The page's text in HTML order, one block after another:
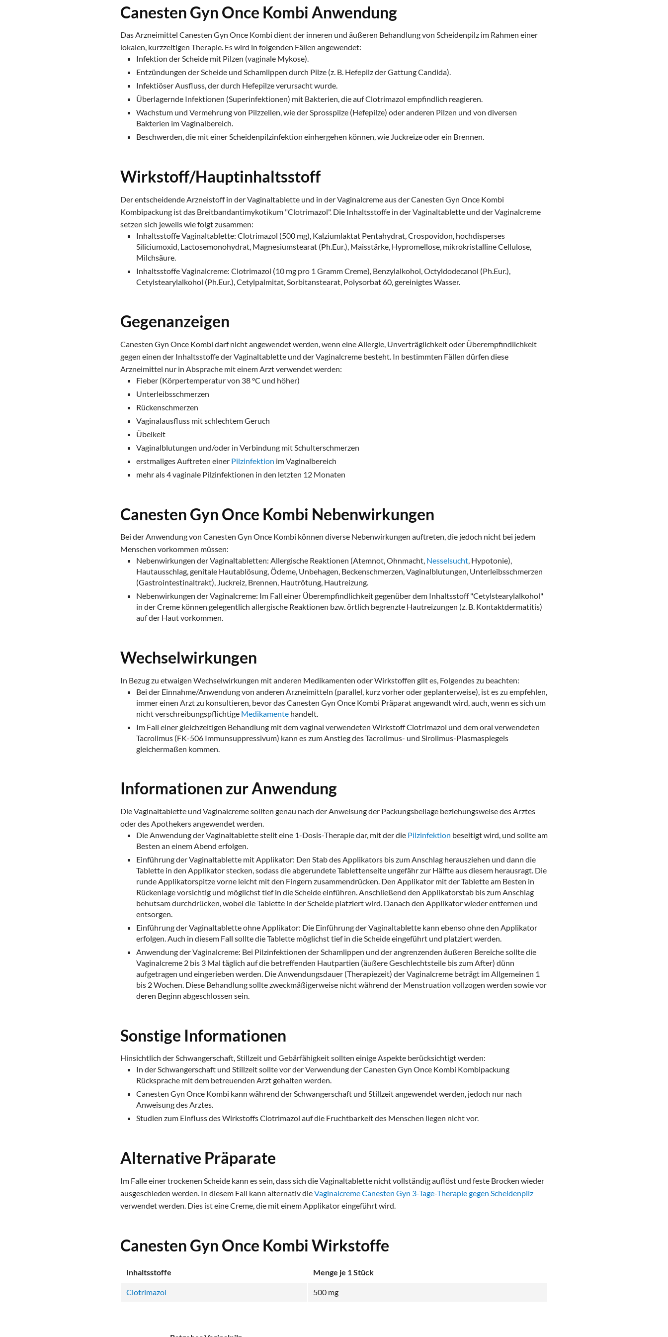
Canesten Gyn Once Kombi Anwendung
Das Arzneimittel Canesten Gyn Once Kombi dient der inneren und äußeren Behandlung von Scheidenpilz im Rahmen einer
lokalen, kurzzeitigen Therapie. Es wird in folgenden Fällen angewendet:
Infektion der Scheide mit Pilzen (vaginale Mykose).
Entzündungen der Scheide und Schamlippen durch Pilze (z. B. Hefepilz der Gattung Candida).
Infektiöser Ausfluss, der durch Hefepilze verursacht wurde.
Überlagernde Infektionen (Superinfektionen) mit Bakterien, die auf Clotrimazol empfindlich reagieren.
Wachstum und Vermehrung von Pilzzellen, wie der Sprosspilze (Hefepilze) oder anderen Pilzen und von diversen
Bakterien im Vaginalbereich.
Beschwerden, die mit einer Scheidenpilzinfektion einhergehen können, wie Juckreize oder ein Brennen.
Wirkstoff/Hauptinhaltsstoff
Der entscheidende Arzneistoff in der Vaginaltablette und in der Vaginalcreme aus der Canesten Gyn Once Kombi
Kombipackung ist das Breitbandantimykotikum "Clotrimazol". Die Inhaltsstoffe in der Vaginaltablette und der Vaginalcreme
setzen sich jeweils wie folgt zusammen:
Inhaltsstoffe Vaginaltablette: Clotrimazol (500 mg), Kalziumlaktat Pentahydrat, Crospovidon, hochdisperses
Siliciumoxid, Lactosemonohydrat, Magnesiumstearat (Ph.Eur.), Maisstärke, Hypromellose, mikrokristalline Cellulose,
Milchsäure.
Inhaltsstoffe Vaginalcreme: Clotrimazol (10 mg pro 1 Gramm Creme), Benzylalkohol, Octyldodecanol (Ph.Eur.),
Cetylstearylalkohol (Ph.Eur.), Cetylpalmitat, Sorbitanstearat, Polysorbat 60, gereinigtes Wasser.
Gegenanzeigen
Canesten Gyn Once Kombi darf nicht angewendet werden, wenn eine Allergie, Unverträglichkeit oder Überempfindlichkeit
gegen einen der Inhaltsstoffe der Vaginaltablette und der Vaginalcreme besteht. In bestimmten Fällen dürfen diese
Arzneimittel nur in Absprache mit einem Arzt verwendet werden:
Fieber (Körpertemperatur von 38 °C und höher)
Unterleibsschmerzen
Rückenschmerzen
Vaginalausfluss mit schlechtem Geruch
Übelkeit
Vaginalblutungen und/oder in Verbindung mit Schulterschmerzen
erstmaliges Auftreten einer Pilzinfektion im Vaginalbereich
mehr als 4 vaginale Pilzinfektionen in den letzten 12 Monaten
Canesten Gyn Once Kombi Nebenwirkungen
Bei der Anwendung von Canesten Gyn Once Kombi können diverse Nebenwirkungen auftreten, die jedoch nicht bei jedem
Menschen vorkommen müssen:
Nebenwirkungen der Vaginaltabletten: Allergische Reaktionen (Atemnot, Ohnmacht, Nesselsucht, Hypotonie),
Hautausschlag, genitale Hautablösung, Ödeme, Unbehagen, Beckenschmerzen, Vaginalblutungen, Unterleibsschmerzen
(Gastrointestinaltrakt), Juckreiz, Brennen, Hautrötung, Hautreizung.
Nebenwirkungen der Vaginalcreme: Im Fall einer Überempfindlichkeit gegenüber dem Inhaltsstoff "Cetylstearylalkohol"
in der Creme können gelegentlich allergische Reaktionen bzw. örtlich begrenzte Hautreizungen (z. B. Kontaktdermatitis)
auf der Haut vorkommen.
Wechselwirkungen
In Bezug zu etwaigen Wechselwirkungen mit anderen Medikamenten oder Wirkstoffen gilt es, Folgendes zu beachten:
Bei der Einnahme/Anwendung von anderen Arzneimitteln (parallel, kurz vorher oder geplanterweise), ist es zu empfehlen,
immer einen Arzt zu konsultieren, bevor das Canesten Gyn Once Kombi Präparat angewandt wird, auch, wenn es sich um
nicht verschreibungspflichtige Medikamentehandelt.
Im Fall einer gleichzeitigen Behandlung mit dem vaginal verwendeten Wirkstoff Clotrimazol und dem oral verwendeten
Tacrolimus (FK-506 Immunsuppressivum) kann es zum Anstieg des Tacrolimus- und Sirolimus-Plasmaspiegels
gleichermaßen kommen.
Informationen zur Anwendung
Die Vaginaltablette und Vaginalcreme sollten genau nach der Anweisung der Packungsbeilage beziehungsweise des Arztes
oder des Apothekers angewendet werden.
Die Anwendung der Vaginaltablette stellt eine 1-Dosis-Therapie dar, mit der die Pilzinfektion beseitigt wird, und sollte am
Besten an einem Abend erfolgen.
Einführung der Vaginaltablette mit Applikator: Den Stab des Applikators bis zum Anschlag herausziehen und dann die
Tablette in den Applikator stecken, sodass die abgerundete Tablettenseite ungefähr zur Hälfte aus diesem herausragt. Die
runde Applikatorspitze vorne leicht mit den Fingern zusammendrücken. Den Applikator mit der Tablette am Besten in
Rückenlage vorsichtig und möglichst tief in die Scheide einführen. Anschließend den Applikatorstab bis zum Anschlag
behutsam durchdrücken, wobei die Tablette in der Scheide platziert wird. Danach den Applikator wieder entfernen und
entsorgen.
Einführung der Vaginaltablette ohne Applikator: Die Einführung der Vaginaltablette kann ebenso ohne den Applikator
erfolgen. Auch in diesem Fall sollte die Tablette möglichst tief in die Scheide eingeführt und platziert werden.
Anwendung der Vaginalcreme: Bei Pilzinfektionen der Schamlippen und der angrenzenden äußeren Bereiche sollte die
Vaginalcreme 2 bis 3 Mal täglich auf die betreffenden Hautpartien (äußere Geschlechtsteile bis zum After) dünn
aufgetragen und eingerieben werden. Die Anwendungsdauer (Therapiezeit) der Vaginalcreme beträgt im Allgemeinen 1
bis 2 Wochen. Diese Behandlung sollte zweckmäßigerweise nicht während der Menstruation vollzogen werden sowie vor
deren Beginn abgeschlossen sein.
Sonstige Informationen
Hinsichtlich der Schwangerschaft, Stillzeit und Gebärfähigkeit sollten einige Aspekte berücksichtigt werden:
In der Schwangerschaft und Stillzeit sollte vor der Verwendung der Canesten Gyn Once Kombi Kombipackung
Rücksprache mit dem betreuenden Arzt gehalten werden.
Canesten Gyn Once Kombi kann während der Schwangerschaft und Stillzeit angewendet werden, jedoch nur nach
Anweisung des Arztes.
Studien zum Einfluss des Wirkstoffs Clotrimazol auf die Fruchtbarkeit des Menschen liegen nicht vor.
Alternative Präparate
Im Falle einer trockenen Scheide kann es sein, dass sich die Vaginaltablette nicht vollständig auflöst und feste Brocken wieder
ausgeschieden werden. In diesem Fall kann alternativ dieVaginalcreme Canesten Gyn 3-Tage-Therapie gegen Scheidenpilz
verwendet werden. Dies ist eine Creme, die mit einem Applikator eingeführt wird.
Canesten Gyn Once Kombi Wirkstoffe
Inhaltsstoffe Menge je 1 Stück
Clotrimazol 500 mg